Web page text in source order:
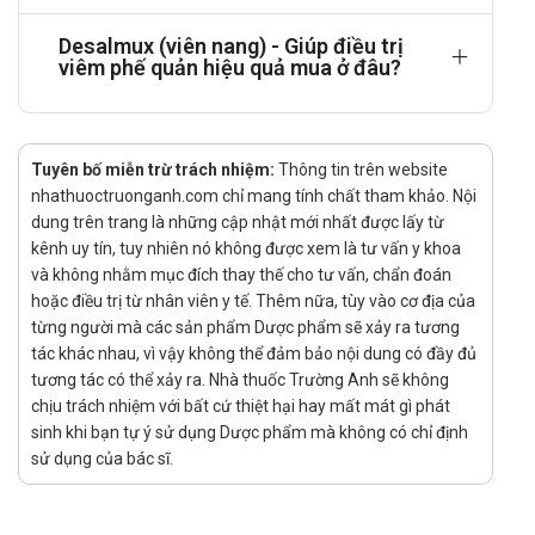
Hướng dẫn sử dụng:
Cách dùng:
Sản phẩm dùng đường uống.
Liều dùng:
Với người lớn dùng mỗi lần khoảng 2 gói, ngày dùng
3 lần. Khi mà các biểu hiện bệnh đã được cải thiện
thì nên giảm liều dùng, mỗi lần chỉ dùng 1 gói, ngày
dùng từ 3-4 lần.
Không được dùng thuốc này cho các bệnh nhân là
trẻ em.
Quên liều:
Nếu bạn dùng thiếu một liều, bạn có thể dùng ngay khi nhớ
ra. Hoặc bỏ qua nếu sắp đến liều dùng tiếp theo. Mặc dù
tình trạng này không gây nguy hiểm, nhưng dùng sản
Desalmux (viên nang) - Giúp điều trị
viêm phế quản hiệu quả mua ở đâu?
Tuyên bố miễn trừ trách nhiệm: Thông tin trên website
nhathuoctruonganh.com chỉ mang tính chất tham khảo. Nội
dung trên trang là những cập nhật mới nhất được lấy từ
kênh uy tín, tuy nhiên nó không được xem là tư vấn y khoa
và không nhằm mục đích thay thế cho tư vấn, chẩn đoán
hoặc điều trị từ nhân viên y tế. Thêm nữa, tùy vào cơ địa của
từng người mà các sản phẩm Dược phẩm sẽ xảy ra tương
tác khác nhau, vì vậy không thể đảm bảo nội dung có đầy đủ
tương tác có thể xảy ra. Nhà thuốc Trường Anh sẽ không
chịu trách nhiệm với bất cứ thiệt hại hay mất mát gì phát
sinh khi bạn tự ý sử dụng Dược phẩm mà không có chỉ định
sử dụng của bác sĩ.